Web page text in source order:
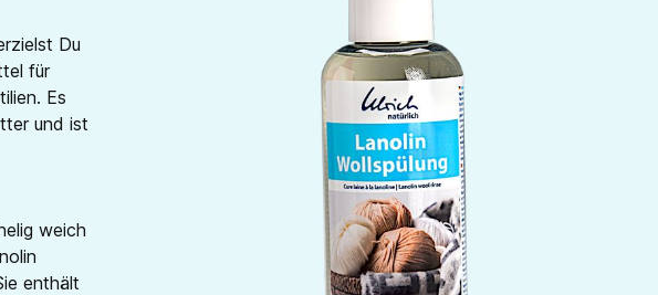
Du
für
Es
und ist
weich
enthält